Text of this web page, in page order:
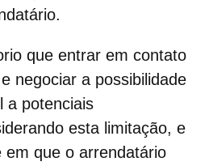
que entrar em contato
negociar a possibilidade
a potenciais
esta limitação, e
em que o arrendatário